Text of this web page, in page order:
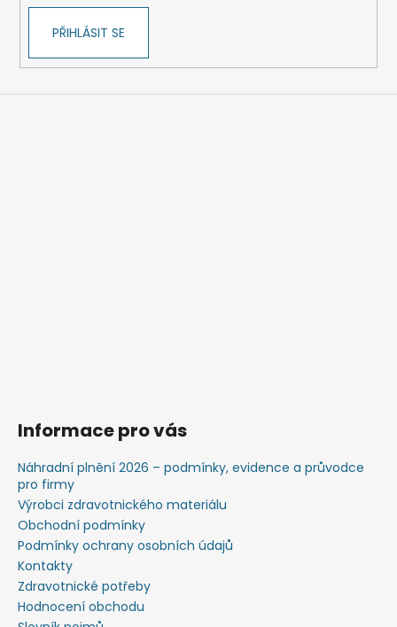
PŘIHLÁSIT SE
Informace pro vás
Náhradní plnění 2026 – podmínky, evidence a průvodce
pro firmy
Výrobci zdravotnického materiálu
Obchodní podmínky
Podmínky ochrany osobních údajů
Kontakty
Zdravotnické potřeby
Hodnocení obchodu